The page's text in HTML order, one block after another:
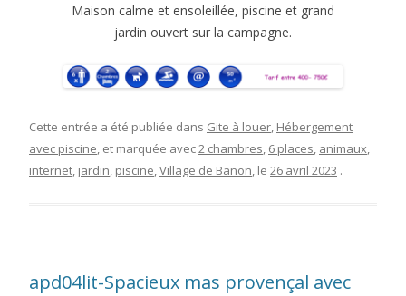
Maison calme et ensoleillée, piscine et grand
jardin ouvert sur la campagne.
Cette entrée a été publiée dans Gite à louer, Hébergement
avec piscine, et marquée avec2 chambres, 6 places, animaux,
internet, jardin, piscine,Village de Banon, le 26 avril 2023 .
apd04lit-Spacieux mas provençal avec